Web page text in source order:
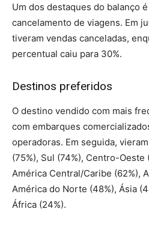
Um dos destaques do balanço
cancelamento de viagens. Em
tiveram vendas canceladas,
percentual caiu para 30%.
Destinos preferidos
O destino vendido com mais
com embarques
operadoras. Em seguida,
(75%), Sul (74%), Centro-Oeste
América Central/Caribe (62%),
América do Norte (48%), Ásia
África (24%).